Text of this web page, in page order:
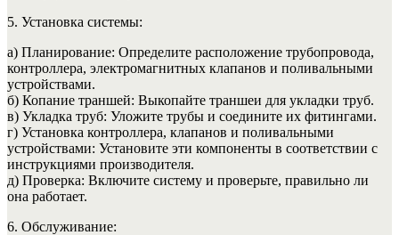
5. Установка системы:
а) Планирование: Определите расположение трубопровода,
контроллера, электромагнитных клапанов и поливальными
устройствами.
б) Копание траншей: Выкопайте траншеи для укладки труб.
в) Укладка труб: Уложите трубы и соедините их фитингами.
г) Установка контроллера, клапанов и поливальными
устройствами: Установите эти компоненты в соответствии с
инструкциями производителя.
д) Проверка: Включите систему и проверьте, правильно ли
она работает.
6. Обслуживание: